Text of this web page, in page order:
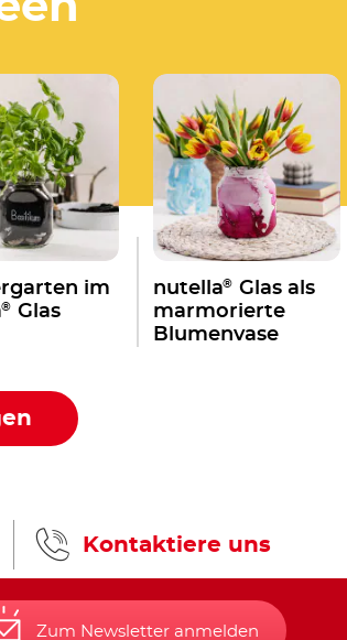
im
® Glas
nutella® Glas als
marmorierte
Blumenvase
Kontaktiere uns
Zum Newsletter anmelden